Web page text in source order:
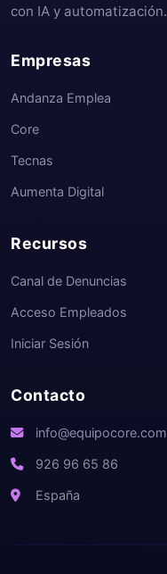
con IA y automatización.
Empresas
Andanza Emplea
Core
Tecnas
Aumenta Digital
Recursos
Canal de Denuncias
Acceso Empleados
Iniciar Sesión
Contacto
info@equipocore.com
926 96 65 86
España